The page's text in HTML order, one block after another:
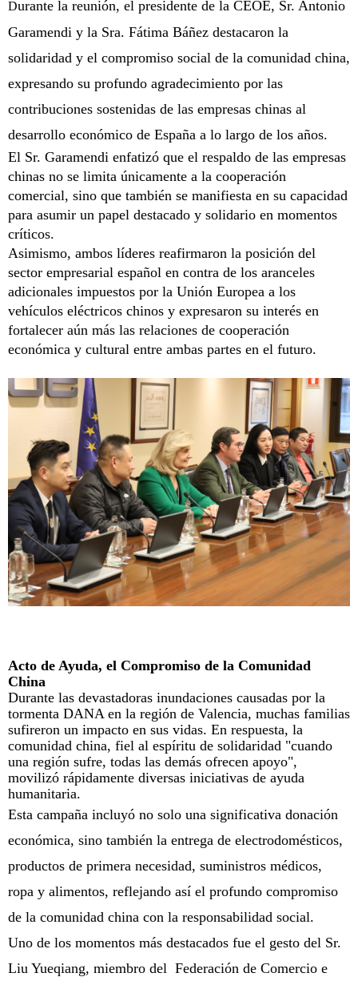
Durante la reunión, el presidente de la CEOE, Sr. Antonio
Garamendi y la Sra. Fátima Báñez destacaron la
solidaridad y el compromiso social de la comunidad china,
expresando su profundo agradecimiento por las
contribuciones sostenidas de las empresas chinas al
desarrollo económico de España a lo largo de los años.
El Sr. Garamendi enfatizó que el respaldo de las empresas
chinas no se limita únicamente a la cooperación
comercial, sino que también se manifiesta en su capacidad
para asumir un papel destacado y solidario en momentos
críticos.
Asimismo, ambos líderes reafirmaron la posición del
sector empresarial español en contra de los aranceles
adicionales impuestos por la Unión Europea a los
vehículos eléctricos chinos y expresaron su interés en
fortalecer aún más las relaciones de cooperación
económica y cultural entre ambas partes en el futuro.
Acto de Ayuda, el Compromiso de la Comunidad
China
Durante las devastadoras inundaciones causadas por la
tormenta DANA en la región de Valencia, muchas familias
sufireron un impacto en sus vidas. En respuesta, la
comunidad china, fiel al espíritu de solidaridad "cuando
una región sufre, todas las demás ofrecen apoyo",
movilizó rápidamente diversas iniciativas de ayuda
humanitaria.
Esta campaña incluyó no solo una significativa donación
económica, sino también la entrega de electrodomésticos,
productos de primera necesidad, suministros médicos,
ropa y alimentos, reflejando así el profundo compromiso
de la comunidad china con la responsabilidad social.
Uno de los momentos más destacados fue el gesto del Sr.
Liu Yueqiang, miembro del Federación de Comercio e